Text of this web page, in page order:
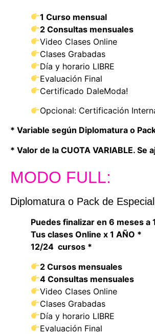
1 Curso mensual
2 Consultas mensuales
Video Clases Online
Clases Grabadas
Día y horario LIBRE
Evaluación Final
Certificado DaleModa!
Opcional: Certificación
* Variable según Diplomatura o
* Valor de la CUOTA VARIABLE.
MODO FULL:
Diplomatura o Pack de
Puedes finalizar en 6 meses a
Tus clases Online x 1 AÑO *
12/24 cursos *
2 Cursos mensuales
4 Consultas mensuales
Video Clases Online
Clases Grabadas
Día y horario LIBRE
Evaluación Final